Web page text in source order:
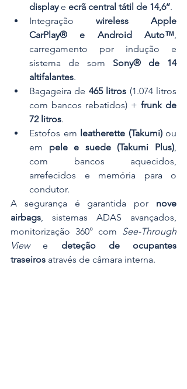
display e ecrã central tátil de 14,6’’.
Integração wireless Apple
CarPlay® e Android Auto™
carregamento por indução e
sistema de som Sony® de 14
altifalantes.
Bagageira de 465 litros (1.074 litros
com bancos rebatidos) + frunk de
72 litros.
Estofos em leatherette (Takumi) ou
em pele e suede (Takumi Plus)
com bancos aquecidos,
arrefecidos e memória para o
condutor.
A segurança é garantida por nove
airbags , sistemas ADAS avançados,
monitorização 360° com See-Through
View e deteção de ocupantes
traseiros através de câmara interna.